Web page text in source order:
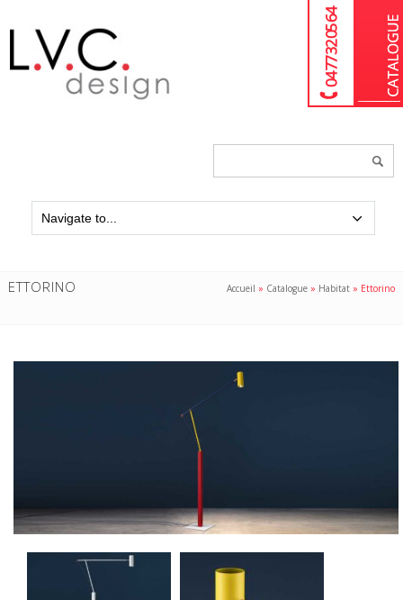
04 77 32 05 64
ETTORINO Accueil » Catalogue » Habitat » Ettorino